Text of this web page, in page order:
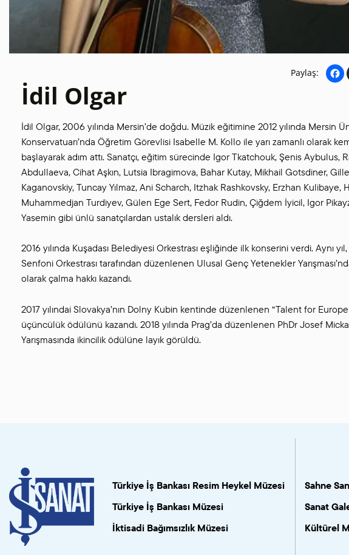
Paylaş:
İdil Olgar
İdil Olgar, 2006 yılında Mersin’de doğdu. Müzik eğitimine 2012 yılında Mersin
Konservatuarı’nda Öğretim Görevlisi Isabelle M. Kollo ile yarı zamanlı olarak
başlayarak adım attı. Sanatçı, eğitim sürecinde Igor Tkatchouk, Şenis Aybulus,
Abdullaeva, Cihat Aşkın, Lutsia Ibragimova, Bahar Kutay, Mikhail Gotsdiner,
Kaganovskiy, Tuncay Yılmaz, Ani Scharch, Itzhak Rashkovsky, Erzhan Kulibaye,
Muhammedjan Turdiyev, Gülen Ege Sert, Fedor Rudin, Çiğdem İyicil, Igor
Yasemin gibi ünlü sanatçılardan ustalık dersleri aldı.
2016 yılında Kuşadası Belediyesi Orkestrası eşliğinde ilk konserini verdi. Aynı
Senfoni Orkestrası tarafından düzenlenen Ulusal Genç Yetenekler
olarak çalma hakkı kazandı.
2017 yılındai Slovakya’nın Dolny Kubin kentinde düzenlenen “Talent for Europe
üçüncülük ödülünü kazandı. 2018 yılında Prag’da düzenlenen PhDr Josef
Yarışmasında ikincilik ödülüne layık görüldü.
Türkiye İş Bankası Resim Heykel Müzesi
Türkiye İş Bankası Müzesi
İktisadi Bağımsızlık Müzesi
Sahne
Sanat
Kültürel